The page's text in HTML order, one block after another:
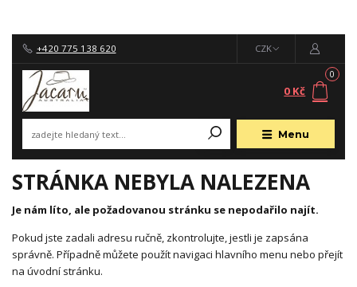
Menu
CZK
+420 775 138 620
0
0 Kč
STRÁNKA NEBYLA NALEZENA
Je nám líto, ale požadovanou stránku se nepodařilo najít.
Pokud jste zadali adresu ručně, zkontrolujte, jestli je zapsána
správně. Případně můžete použít navigaci hlavního menu nebo přejít
na úvodní stránku.